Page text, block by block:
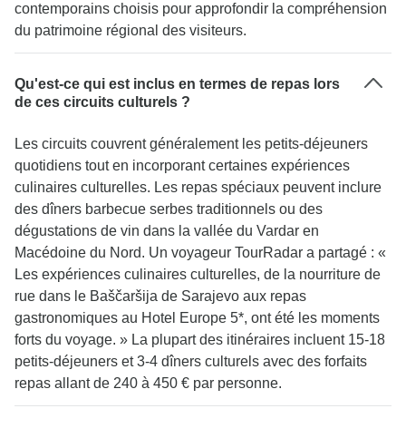
contemporains choisis pour approfondir la compréhension
du patrimoine régional des visiteurs.
Qu'est-ce qui est inclus en termes de repas lors
de ces circuits culturels ?
Les circuits couvrent généralement les petits-déjeuners
quotidiens tout en incorporant certaines expériences
culinaires culturelles. Les repas spéciaux peuvent inclure
des dîners barbecue serbes traditionnels ou des
dégustations de vin dans la vallée du Vardar en
Macédoine du Nord. Un voyageur TourRadar a partagé : «
Les expériences culinaires culturelles, de la nourriture de
rue dans le Baščaršija de Sarajevo aux repas
gastronomiques au Hotel Europe 5*, ont été les moments
forts du voyage. » La plupart des itinéraires incluent 15-18
petits-déjeuners et 3-4 dîners culturels avec des forfaits
repas allant de 240 à 450 € par personne.